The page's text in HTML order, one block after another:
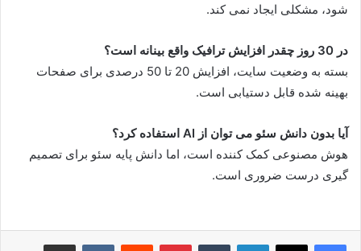
شود، مشکلی ایجاد نمی کند.
در 30 روز چقدر افزایش ترافیک واقع بینانه است؟
بسته به وضعیت سایت، افزایش 20 تا 50 درصدی برای صفحات
بهینه شده قابل دستیابی است.
آیا بدون دانش سئو می توان از AI استفاده کرد؟
هوش مصنوعی کمک کننده است، اما دانش پایه سئو برای تصمیم
گیری درست ضروری است.
لینکدین ‫تامبلر پینترست‫رددیت ‫VKontakteاشتراک گذاری از طریق ایمیل